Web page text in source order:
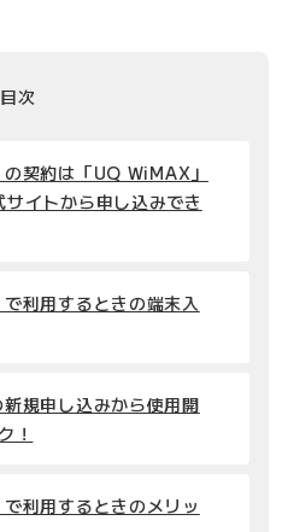
目次
契約は「UQ WiMAX」
イトから申し込みでき
利用するときの端末入
規申し込みから使用開
！
利用するときのメリッ